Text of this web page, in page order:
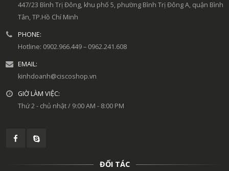
447/23 Bình Trị Đông, khu phố 5, phường Bình Trị Đông A, quận Bình
Tân, TP.Hồ Chí Minh
PHONE:
Hotline: 0902.966.449 – 0962.241.608
EMAIL:
kinhdoanh@ciscoshop.vn
GIỜ LÀM VIỆC:
Thứ 2 - chủ nhật / 9:00 AM - 8:00 PM
ĐỐI TÁC